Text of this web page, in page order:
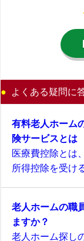
よくある疑問に
有料老人ホーム
険サービスとは
医療費控除とは
所得控除を受け
老人ホームの職
ますか？
老人ホーム探し